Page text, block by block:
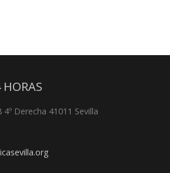
4º Derecha 41011 Sevilla